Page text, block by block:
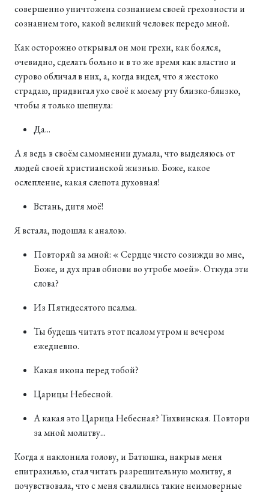
совершенно уничтожена сознанием своей греховности и
сознанием того, какой великий человек передо мной.
Как осторожно открывал он мои грехи, как боялся,
очевидно, сделать больно и в то же время как властно и
сурово обличал в них, а, когда видел, что я жестоко
страдаю, придвигал ухо своё к моему рту близко-близко,
чтобы я только шепнула:
Да...
А я ведь в своём самомнении думала, что выделяюсь от
людей своей христианской жизнью. Боже, какое
ослепление, какая слепота духовная!
Встань, дитя моё!
Я встала, подошла к аналою.
Повторяй за мной: « Сердце чисто созижди во мне,
Боже, и дух прав обнови во утробе моей». Откуда эти
слова?
Из Пятидесятого псалма.
Ты будешь читать этот псалом утром и вечером
ежедневно.
Какая икона перед тобой?
Царицы Небесной.
А какая это Царица Небесная? Тихвинская. Повтори
за мной молитву...
Когда я наклонила голову, и Батюшка, накрыв меня
епитрахилью, стал читать разрешительную молитву, я
почувствовала, что с меня свалились такие неимоверные